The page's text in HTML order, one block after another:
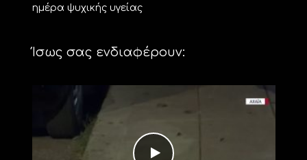
ημέρα ψυχικής υγείας
Ίσως σας ενδιαφέρουν: